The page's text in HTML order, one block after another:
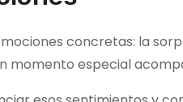
concretas: la
momento especial